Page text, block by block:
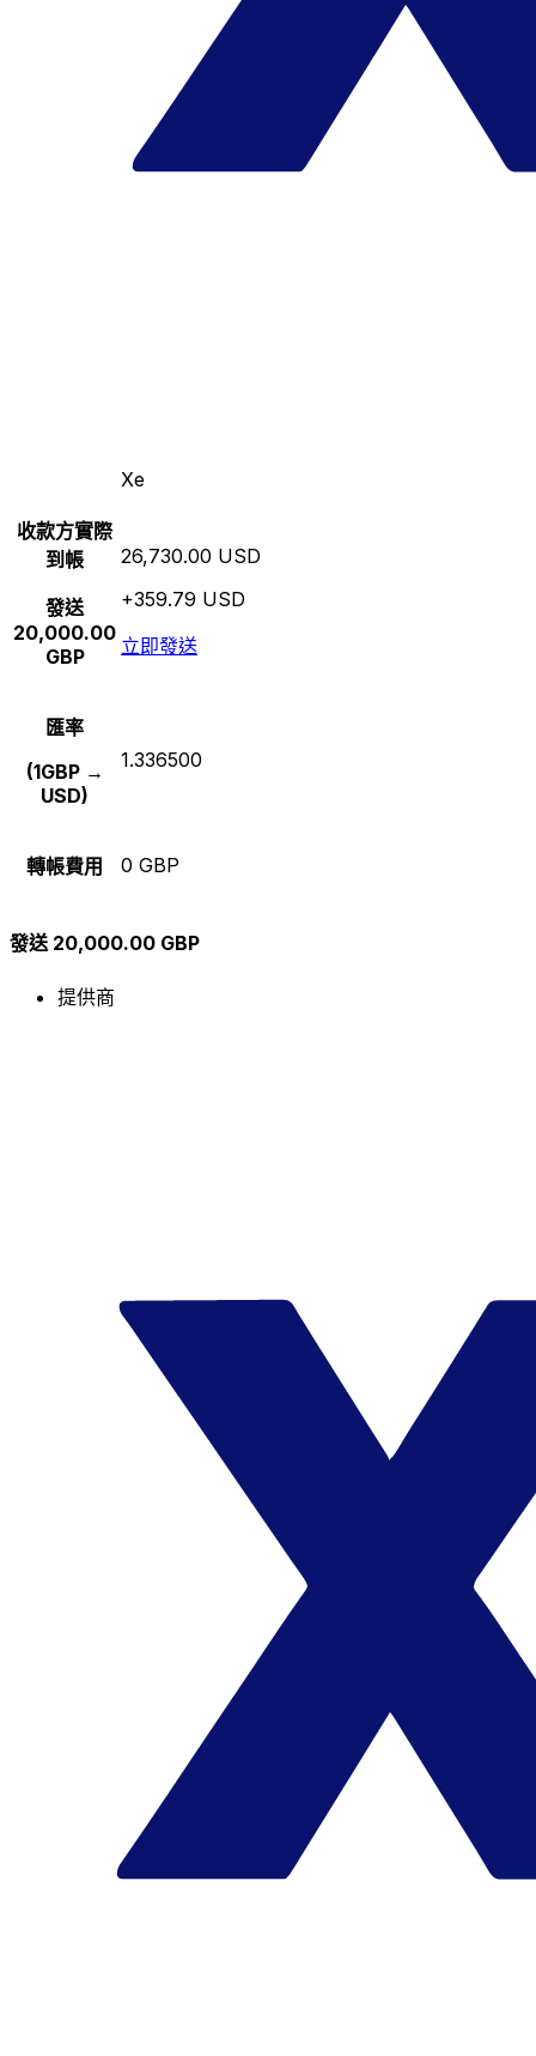
Xe
收款方實際
到帳
發送
20,000.00
GBP
26,730.00 USD
+359.79 USD
立即發送
匯率
(1GBP →
USD)
1.336500
轉帳費用 0 GBP
發送 20,000.00 GBP
提供商